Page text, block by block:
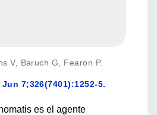
V, Baruch G, Fearon P.
Jun 7;326(7401):1252-5.
es el agente